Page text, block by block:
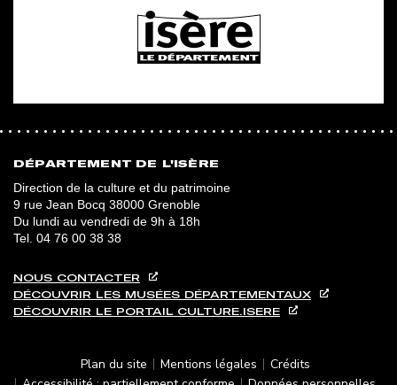
DÉPARTEMENT DE L'ISÈRE
Direction de la culture et du patrimoine
9 rue Jean Bocq 38000 Grenoble
Du lundi au vendredi de 9h à 18h
Tel. 04 76 00 38 38
NOUS CONTACTER
DÉCOUVRIR LES MUSÉES DÉPARTEMENTAUX
DÉCOUVRIR LE PORTAIL CULTURE.ISERE
Plan du site Mentions légales
Crédits